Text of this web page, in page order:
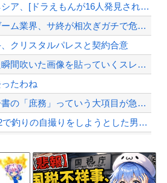
ひろゆき「出馬する気ないから話さなかった」妻「それでも不誠実だろ」→離婚協議へｗ...
【画像】移民についての日本人の本音、だいたいこれｗｗｗｗ
【緊急速報】NYで警官が黒人男性の首を絞め、暴動第二波不可避へ
Powered by livedoor 相互RSS
【驚愕】インドネシア、[ドラえもんが16人発見されるｗｗｗｗｗｗｗｗｗ
【悲報】スマホゲーム業界、サ終が相次ぎガチで危機的な状況に…その理由がこちら
、クリスタルパレスと契約合意
【腹筋崩壊】見た瞬間吹いた画像を貼っていくスレｗｗｗｗ
たわね
今日から業務報告書の「庶務」っていう大項目が急に廃止されたんだけど意味不明すぎる
【動画】DJI Neo2で釣りの自撮りをしようとした男の悲劇（ノ∇`）
スを手に入れたゾ」